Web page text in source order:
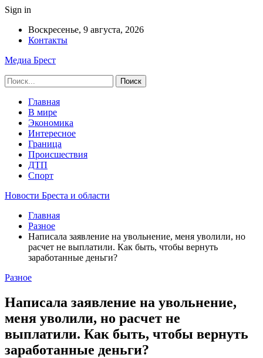
Sign in
Воскресенье, 9 августа, 2026
Контакты
Медиа Брест
Главная
В мире
Экономика
Интересное
Граница
Происшествия
ДТП
Спорт
Новости Бреста и области
Главная
Разное
Написала заявление на увольнение, меня уволили, но
расчет не выплатили. Как быть, чтобы вернуть
заработанные деньги?
Разное
Написала заявление на увольнение,
меня уволили, но расчет не
выплатили. Как быть, чтобы вернуть
заработанные деньги?